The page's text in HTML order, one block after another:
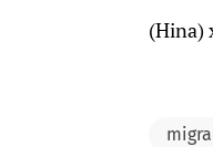
(Hina)